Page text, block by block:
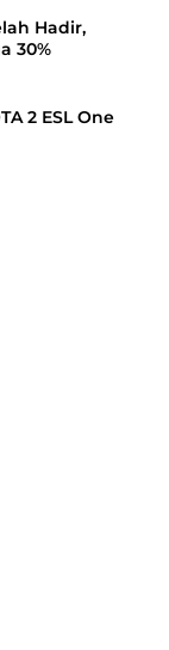
Hadir,
30%
2 ESL One